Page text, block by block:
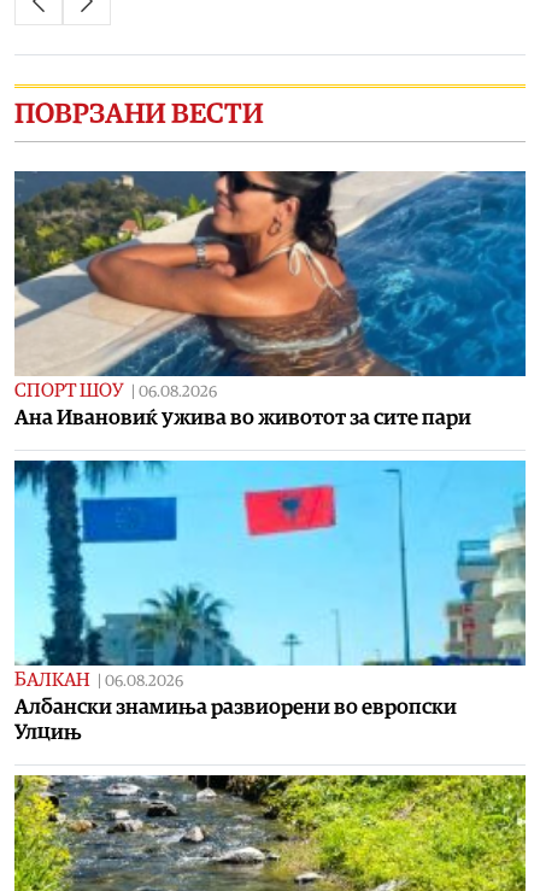
ПОВРЗАНИ ВЕСТИ
СПОРТ ШОУ 06.08.2026
Aна Ивановиќ ужива во животот за сите пари
БАЛКАН 06.08.2026
Албански знамиња развиорени во европски
Улцињ